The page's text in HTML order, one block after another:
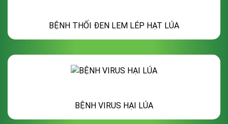
BỆNH THỐI ĐEN LEM LÉP HẠT LÚA
BỆNH VIRUS HẠI LÚA